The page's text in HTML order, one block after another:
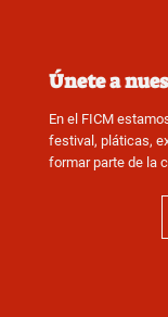
Únete a
En el FICM
festival, pláticas,
formar parte de la